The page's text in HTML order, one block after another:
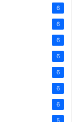
6
6
6
6
6
6
6
5